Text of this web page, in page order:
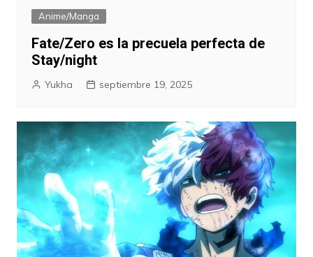
Anime/Manga
Fate/Zero es la precuela perfecta de
Stay/night
Yukha septiembre 19, 2025